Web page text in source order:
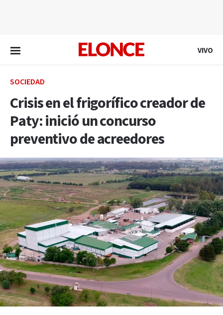
VIVO
SOCIEDAD
Crisis en el frigorífico creador de
Paty: inició un concurso
preventivo de acreedores